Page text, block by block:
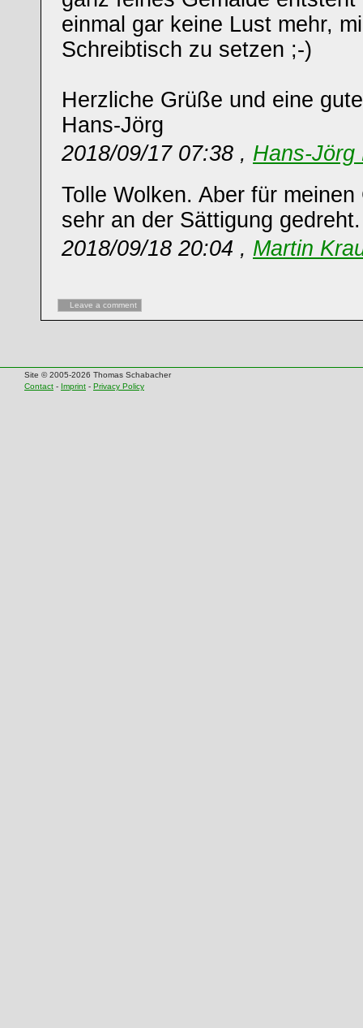
einmal gar keine Lust mehr,
Schreibtisch zu setzen ;-)
Herzliche Grüße und eine
Hans-Jörg
2018/09/17 07:38 , Hans-Jörg
Tolle Wolken. Aber für
sehr an der Sättigung
2018/09/18 20:04 , Martin
Leave a comment
Site © 2005-2026 Thomas Schabacher
Contact - Imprint - Privacy Policy